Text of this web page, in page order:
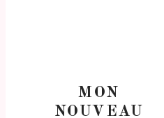
MON
NOUVEAU